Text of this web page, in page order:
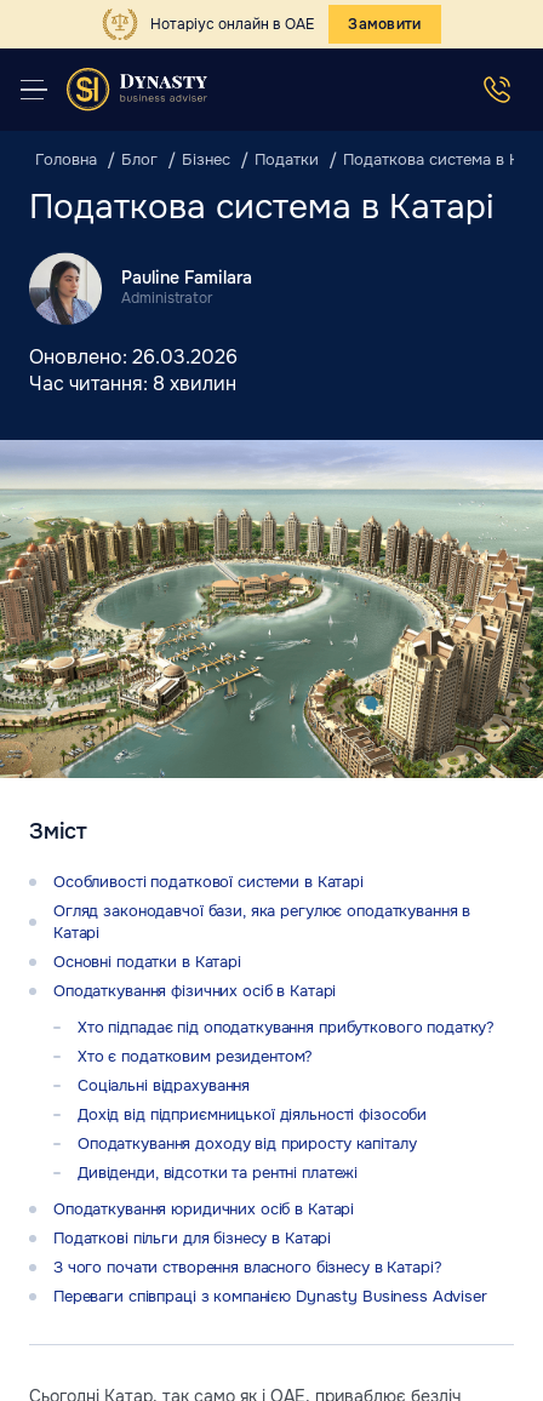
Нотаріус онлайн в ОАЕ Замовити
Головна Блог Бізнес Податки Податкова система в
Податкова система в Катарі
Pauline Familara
Administrator
Оновлено: 26.03.2026
Час читання: 8 хвилин
Зміст
Особливості податкової системи в Катарі
Огляд законодавчої бази, яка регулює оподаткування в
Катарі
Основні податки в Катарі
Оподаткування фізичних осіб в Катарі
Хто підпадає під оподаткування прибуткового податку?
Хто є податковим резидентом?
Соціальні відрахування
Дохід від підприємницької діяльності фізособи
Оподаткування доходу від приросту капіталу
Дивіденди, відсотки та рентні платежі
Оподаткування юридичних осіб в Катарі
Податкові пільги для бізнесу в Катарі
З чого почати створення власного бізнесу в Катарі?
Переваги співпраці з компанією Dynasty Business Adviser
Сьогодні Катар, так само як і ОАЕ, приваблює безліч